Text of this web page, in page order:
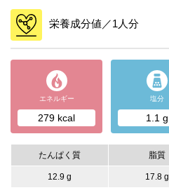
栄養成分値／1人分
エネルギー
279 kcal
塩分
1.1 g
たんぱく質 脂質
12.9 g 17.8 g